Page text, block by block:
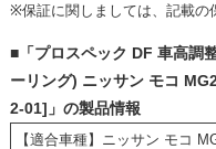
※保証に関しましては、記載の
■「プロスペック DF 車高調
ーリング) ニッサン モコ
2-01]」の製品情報
【適合車種】ニッサン モコ